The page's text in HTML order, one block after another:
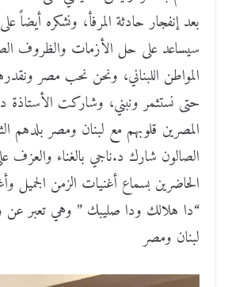
بعد إنفجار حادثة المرفأ، ونشكره أيضاً
سيساعد على حل الأزمات والظروف
المواطن اللبناني، ونحن نحب مصر
حتى نستثمر ونبني، وشاركت
المصرين قلوبهم مع لبنان ومصر بلدهم
الصالون شارك د.ناجي بالغناء والعزف
الحاضرين بسماع أغنيات الزمن الجميل
“دا هلالك ودا صليبك ” وهي تعبر عن
لبنان ومصر